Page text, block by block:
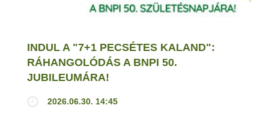
INDUL A "7+1 PECSÉTES KALAND":
RÁHANGOLÓDÁS A BNPI 50.
JUBILEUMÁRA!
2026.06.30. 14:45